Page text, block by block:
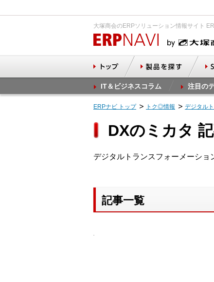
大塚商会のERPソリューション情報サイト
IT＆ビジネスコラム 注目の
ERPナビ トップ トク◎情報 デジタル
DXのミカタ
デジタルトランスフォーメーショ
記事一覧